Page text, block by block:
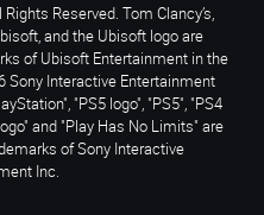
Reserved. Tom Clancy’s,
and the Ubisoft logo are
of Ubisoft Entertainment in the
Sony Interactive Entertainment
"PS5 logo", "PS5", "PS4
and "Play Has No Limits" are
of Sony Interactive
Inc.